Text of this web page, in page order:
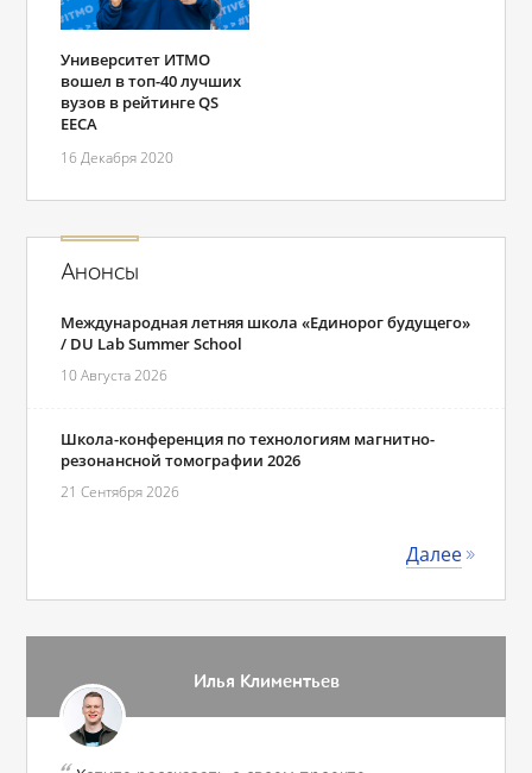
Университет ИТМО
вошел в топ-40 лучших
вузов в рейтинге QS
EECA
16 Декабря 2020
Анонсы
Международная летняя школа «Единорог будущего»
/ DU Lab Summer School
10 Августа 2026
Школа-конференция по технологиям магнитно-
резонансной томографии 2026
21 Сентября 2026
Далее
Илья Климентьев